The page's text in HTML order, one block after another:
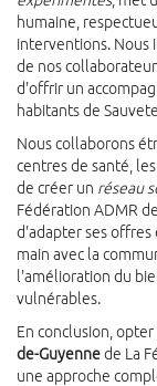
humaine,
interventions. Nous
de nos
d'offrir un
habitants de
Nous collaborons
centres de santé,
de créer un réseau
Fédération ADMR
d'adapter ses offres
main avec la
l'amélioration du
vulnérables.
En conclusion,
de-Guyennede La
une approche